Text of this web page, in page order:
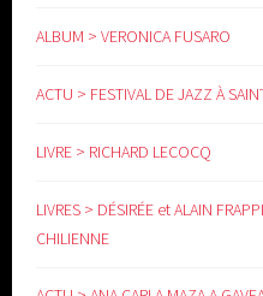
ALBUM > VERONICA FUSARO
ACTU > FESTIVAL DE JAZZ À
LIVRE > RICHARD LECOCQ
LIVRES > DÉSIRÉE et ALAIN
CHILIENNE